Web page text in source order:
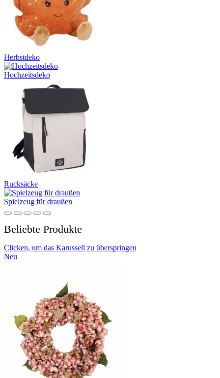
Herbstdeko
Hochzeitsdeko
Rucksäcke
Spielzeug für draußen
Beliebte Produkte
Clicken, um das Karussell zu überspringen
Neu